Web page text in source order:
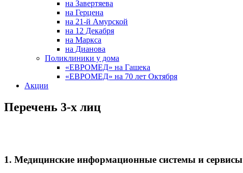
на Завертяева
на Герцена
на 21-й Амурской
на 12 Декабря
на Маркса
на Дианова
Поликлиники у дома
«ЕВРОМЕД» на Гашека
«ЕВРОМЕД» на 70 лет Октября
Акции
Перечень 3-х лиц
1. Медицинские информационные системы и сервисы